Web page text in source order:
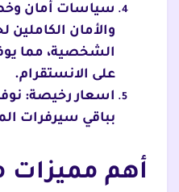
سياسات أمان
والأمان
الشخصية، مما
على الانستقرام.
اسعار رخيصة:
بباقي سيرفرات
أهم مميزات